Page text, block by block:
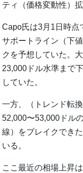
ティ（価格変動性）
Capo氏は3月1日時点
サポートライン（下
クを予想していた。
23,000ドル水準まで
していた。
一方、（トレンド転
52,000〜53,000ドル
線）をブレイクでき
いる。
ここ最近の相場上昇